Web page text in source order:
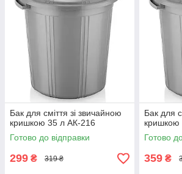
Бак для сміття зі звичайною
кришкою 35 л АК-216
Готово до відправки
299 ₴ 319 ₴
Бак для
кришкою
Готово
359 ₴